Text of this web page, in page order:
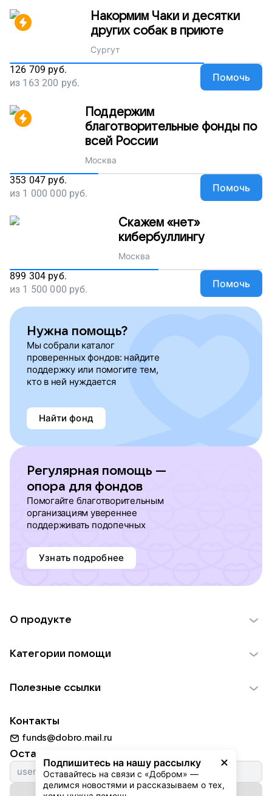
Накормим Чаки и десятки
других собак в приюте
Сургут
126 709 руб.
из 163 200 руб. Помочь
Поддержим
благотворительные фонды по
всей России
Москва
353 047 руб.
из 1 000 000 руб. Помочь
Скажем «нет»
кибербуллингу
Москва
899 304 руб.
из 1 500 000 руб. Помочь
Нужна помощь?
Мы собрали каталог
проверенных фондов: найдите
поддержку или помогите тем,
кто в ней нуждается
Найти фонд
Регулярная помощь —
опора для фондов
Помогайте благотворительным
организациям увереннее
поддерживать подопечных
Узнать подробнее
Подпишитесь на нашу рассылку
Оставайтесь на связи с «Добром» —
делимся новостями и рассказываем о тех,
О продукте
Использование материалов
Для НКО
Партнерам
Категории помощи
Пожилым
Животным
Природе
Культуре
Фондам
Полезные ссылки
Добрый день
Истории
Автоплатежи
Контакты
funds@dobro.mail.ru
Оставайтесь с нами
Подписаться на рассылку